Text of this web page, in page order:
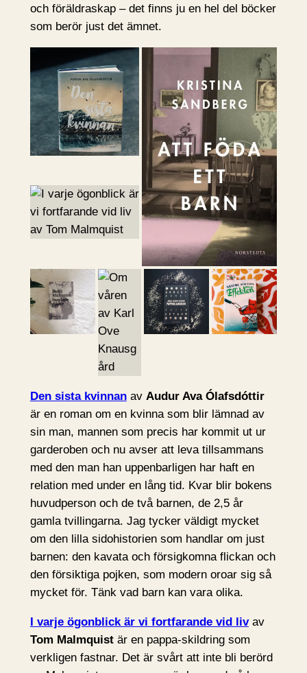
och föräldraskap – det finns ju en hel del böcker
som berör just det ämnet.
Den sista kvinnanav Audur Ava Ólafsdóttir
är en roman om en kvinna som blir lämnad av
sin man, mannen som precis har kommit ut ur
garderoben och nu avser att leva tillsammans
med den man han uppenbarligen har haft en
relation med under en lång tid. Kvar blir bokens
huvudperson och de två barnen, de 2,5 år
gamla tvillingarna. Jag tycker väldigt mycket
om den lilla sidohistorien som handlar om just
barnen: den kavata och försigkomna flickan och
den försiktiga pojken, som modern oroar sig så
mycket för. Tänk vad barn kan vara olika.
I varje ögonblick är vi fortfarande vid livav
Tom Malmquistär en pappa-skildring som
verkligen fastnar. Det är svårt att inte bli berörd